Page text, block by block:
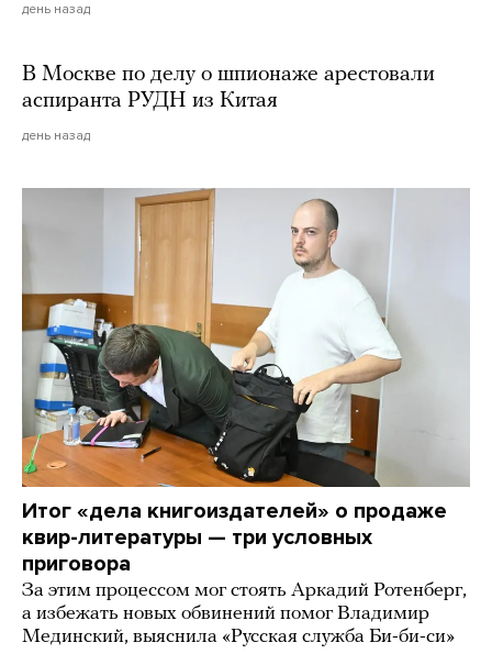
день назад
В Москве по делу о шпионаже арестовали
аспиранта РУДН из Китая
день назад
Итог «дела книгоиздателей» о продаже
квир-литературы — три условных
приговора
За этим процессом мог стоять Аркадий Ротенберг,
а избежать новых обвинений помог Владимир
Мединский, выяснила «Русская служба Би-би-си»